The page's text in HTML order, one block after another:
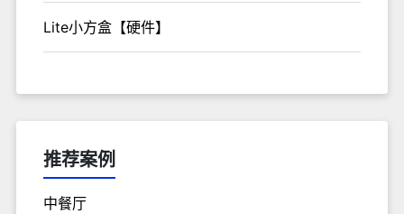
Lite小方盒【硬件】
推荐案例
中餐厅